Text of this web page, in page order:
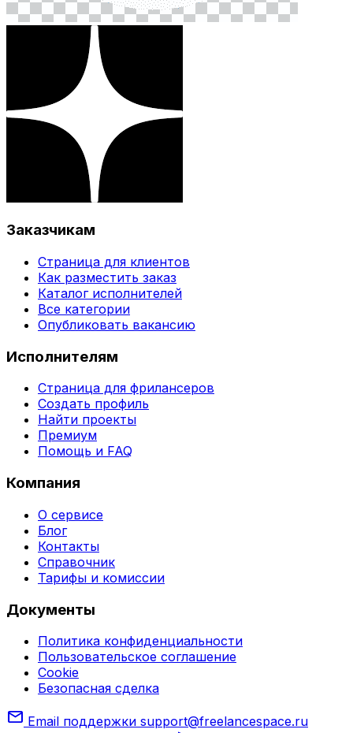
Заказчикам
Страница для клиентов
Как разместить заказ
Каталог исполнителей
Все категории
Опубликовать вакансию
Исполнителям
Страница для фрилансеров
Создать профиль
Найти проекты
Премиум
Помощь и FAQ
Компания
О сервисе
Блог
Контакты
Справочник
Тарифы и комиссии
Документы
Политика конфиденциальности
Пользовательское соглашение
Cookie
Безопасная сделка
mail Email поддержки support@freelancespace.ru